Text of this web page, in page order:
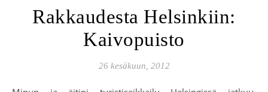
Rakkaudesta Helsinkiin:
Kaivopuisto
26 kesäkuun, 2012